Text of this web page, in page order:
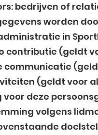
bedrijven of
worden
in
contributie (geldt
communicatie
(geldt voor
voor deze
volgens